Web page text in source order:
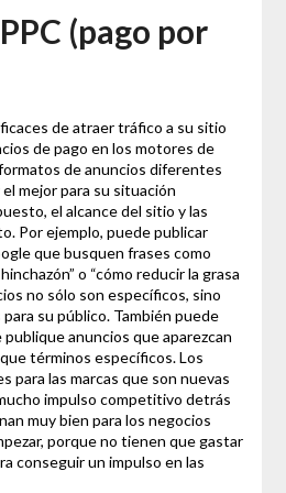
(pago por
de atraer tráfico a su sitio
de pago en los motores de
de anuncios diferentes
mejor para su situación
el alcance del sitio y las
Por ejemplo, puede publicar
que busquen frases como
o “cómo reducir la grasa
no sólo son específicos, sino
su público. También puede
anuncios que aparezcan
términos específicos. Los
para las marcas que son nuevas
impulso competitivo detrás
muy bien para los negocios
porque no tienen que gastar
conseguir un impulso en las